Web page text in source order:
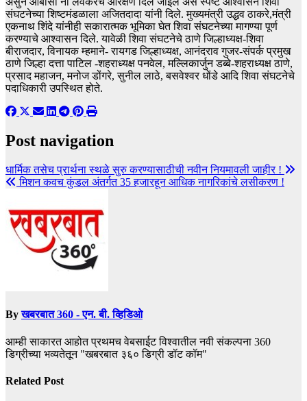
संघटनेच्या शिष्टमंडळाला अजितदादा यांनी दिले. मुख्यमंत्री उद्धव ठाकरे,मंत्री
एकनाथ शिंदे यांनीही सकारात्मक भूमिका घेत शिवा संघटनेच्या मागण्या पूर्ण
करण्याचे आश्वासन दिले. यावेळी शिवा संघटनेचे ठाणे जिल्हाध्यक्ष-शिवा
बीराजदार, विनायक म्हमाने- रायगड जिल्हाध्यक्ष, आनंदराव गुजर-संपर्क प्रमुख
ठाणे जिल्हा दत्ता पाटिल -शहराध्यक्ष पनवेल, मल्लिकार्जुन डब्बे-शहराध्यक्ष ठाणे,
प्रसाद महाजन, मनोज डोंगरे, सुनील लाठे, बसवेश्वर धोंडे आदि शिवा संघटनेचे
पदाधिकारी उपस्थित होते.
Post navigation
धार्मिक तसेच प्रार्थना स्थळे सुरु करण्यासाठीची नवीन नियमावली जाहीर !
मिशन कवच कुंडल अंतर्गत 35 हजारहून आधिक नागरिकांचे लसीकरण !
Byखबरबात 360 - एन. बी. व्हिडिओ
आम्ही साकारत आहोत प्रथमच वेबसाईट विश्वातील नवी संकल्पना 360
डिग्रीच्या भव्यतेतून "खबरबात ३६० डिग्री डॉट कॉम"
Related Post